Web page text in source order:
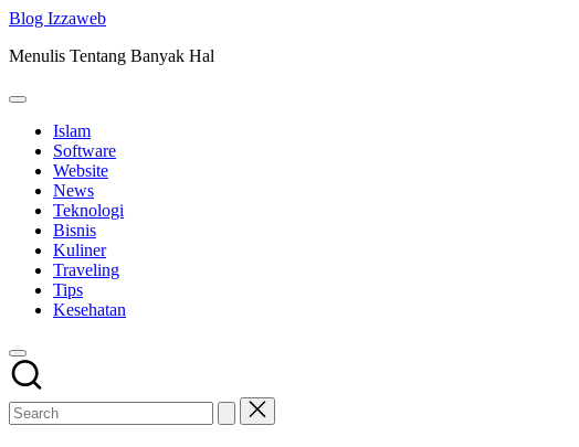
Skip
content
Blog Izzaweb
Menulis Tentang Banyak Hal
Islam
Software
Website
News
Teknologi
Bisnis
Kuliner
Traveling
Tips
Kesehatan